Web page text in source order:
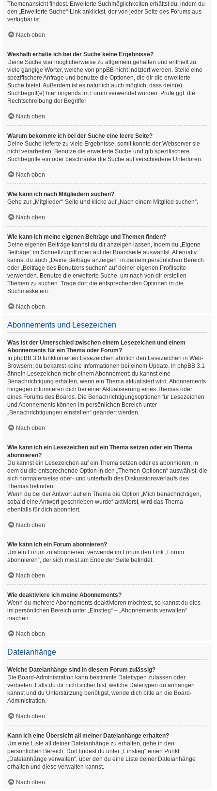
Themenansicht findest. Erweiterte Suchmöglichkeiten erhältst du, indem du
den „Erweiterte Suche“-Link anklickst, der von jeder Seite des Forums aus
verfügbar ist.
Nach oben
Weshalb erhalte ich bei der Suche keine Ergebnisse?
Deine Suche war möglicherweise zu allgemein gehalten und enthielt zu
viele gängige Wörter, welche von phpBB nicht indiziert werden. Stelle eine
spezifischere Anfrage und benutze die Optionen, die dir die erweiterte
Suche bietet. Außerdem ist es natürlich auch möglich, dass dein(e)
Suchbegriff(e) hier nirgends im Forum verwendet wurden. Prüfe ggf. die
Rechtschreibung der Begriffe!
Nach oben
Warum bekomme ich bei der Suche eine leere Seite?
Deine Suche lieferte zu viele Ergebnisse, somit konnte der Webserver sie
nicht verarbeiten. Benutze die erweiterte Suche und gib spezifischere
Suchbegriffe ein oder beschränke die Suche auf verschiedene Unterforen.
Nach oben
Wie kann ich nach Mitgliedern suchen?
Gehe zur „Mitglieder“-Seite und klicke auf „Nach einem Mitglied suchen“.
Nach oben
Wie kann ich meine eigenen Beiträge und Themen finden?
Deine eigenen Beiträge kannst du dir anzeigen lassen, indem du „Eigene
Beiträge“ im Schnellzugriff oben auf der Boardseite auswählst. Alternativ
kannst du auch „Deine Beiträge anzeigen“ in deinem persönlichen Bereich
oder „Beiträge des Benutzers suchen“ auf deiner eigenen Profilseite
verwenden. Benutze die erweiterte Suche, um nach von dir erstellen
Themen zu suchen. Trage dort die entsprechenden Optionen in die
Suchmaske ein.
Nach oben
Abonnements und Lesezeichen
Was ist der Unterschied zwischen einem Lesezeichen und einem
Abonnements für ein Thema oder Forum?
In phpBB 3.0 funktionierten Lesezeichen ähnlich den Lesezeichen in Web-
Browsern: du bekamst keine Informationen bei einem Update. In phpBB 3.1
ähneln Lesezeichen mehr einem Abonnement: du kannst eine
Benachrichtigung erhalten, wenn ein Thema aktualisiert wird. Abonnements
hingegen informieren dich bei einer Aktualisierung eines Themas oder
eines Forums des Boards. Die Benachrichtigungsoptionen für Lesezeichen
und Abonnements können im persönlichen Bereich unter
„Benachrichtigungen einstellen“ geändert werden.
Nach oben
Wie kann ich ein Lesezeichen auf ein Thema setzen oder ein Thema
abonnieren?
Du kannst ein Lesezeichen auf ein Thema setzen oder es abonnieren, in
dem du die entsprechende Option in den „Themen-Optionen“ auswählst, die
sich normalerweise ober- und unterhalb des Diskussionsverlaufs des
Themas befinden.
Wenn du bei der Antwort auf ein Thema die Option „Mich benachrichtigen,
sobald eine Antwort geschrieben wurde“ aktivierst, wird das Thema
ebenfalls für dich abonniert.
Nach oben
Wie kann ich ein Forum abonnieren?
Um ein Forum zu abonnieren, verwende im Forum den Link „Forum
abonnieren“, der sich meist am Ende der Seite befindet.
Nach oben
Wie deaktiviere ich meine Abonnements?
Wenn du mehrere Abonnements deaktivieren möchtest, so kannst du dies
im persönlichen Bereich unter „Einstieg“ – „Abonnements verwalten“
machen.
Nach oben
Dateianhänge
Welche Dateianhänge sind in diesem Forum zulässig?
Die Board-Administration kann bestimmte Dateitypen zulassen oder
verbieten. Falls du dir nicht sicher bist, welche Dateitypen du anhängen
kannst und du Unterstützung benötigst, wende dich bitte an die Board-
Administration.
Nach oben
Kann ich eine Übersicht all meiner Dateianhänge erhalten?
Um eine Liste all deiner Dateianhänge zu erhalten, gehe in den
persönlichen Bereich. Dort findest du unter „Einstieg“ einen Punkt
„Dateianhänge verwalten“, über den du eine Liste deiner Dateianhänge
erhalten und diese verwalten kannst.
Nach oben